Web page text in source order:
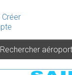
Créer
Rechercher aéroport